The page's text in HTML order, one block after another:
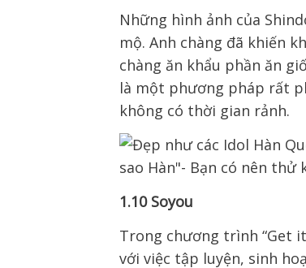
Những hình ảnh của
mộ. Anh chàng đã khiến
chàng ăn khẩu phần ăn
là một phương pháp rất
không có thời gian rảnh.
1.10 Soyou
Trong chương trình “Get
với việc tập luyện, sinh